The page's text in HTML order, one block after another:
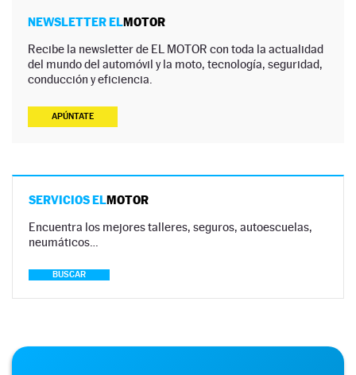
NEWSLETTER ELMOTOR
Recibe la newsletter de EL MOTOR con toda la actualidad
del mundo del automóvil y la moto, tecnología, seguridad,
conducción y eficiencia.
APÚNTATE
SERVICIOS ELMOTOR
Encuentra los mejores talleres, seguros, autoescuelas,
neumáticos…
BUSCAR